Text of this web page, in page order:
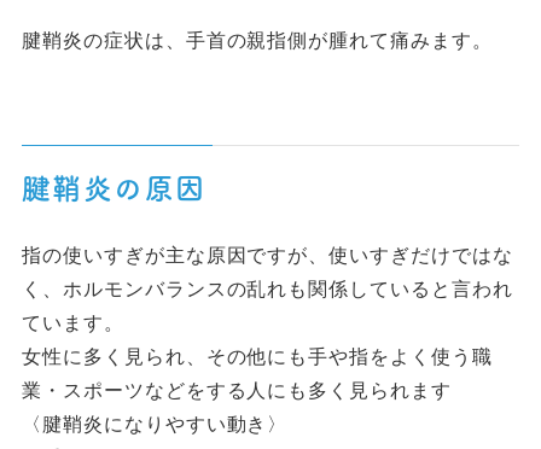
腱鞘炎の症状は、手首の親指側が腫れて痛みます。
腱鞘炎の原因
指の使いすぎが主な原因ですが、使いすぎだけではな
く、ホルモンバランスの乱れも関係していると言われ
ています。
女性に多く見られ、その他にも手や指をよく使う職
業・スポーツなどをする人にも多く見られます
〈腱鞘炎になりやすい動き〉